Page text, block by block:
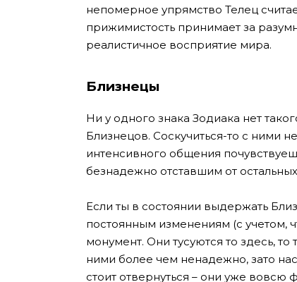
непомерное упрямство Телец
прижимистость принимает за
реалистичное восприятие мира.
Близнецы
Ни у одного знака Зодиака нет
Близнецов. Соскучиться-то с ними
интенсивного общения
безнадежно отставшим от
Если ты в состоянии выдержать
постоянным изменениям (с учетом,
монумент. Они тусуются то здесь,
ними более чем ненадежно, зато
стоит отвернуться – они уже вовсю